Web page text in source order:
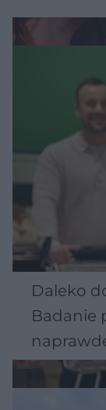
Daleko
Badanie